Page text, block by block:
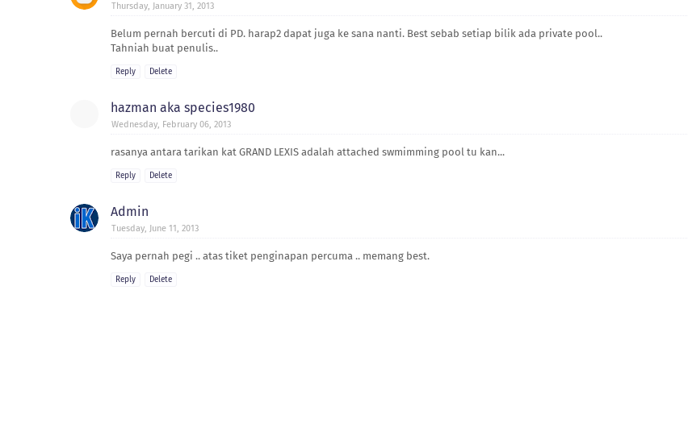
Thursday, January 31, 2013
Belum pernah bercuti di PD. harap2 dapat juga ke sana nanti. Best sebab setiap bilik ada private pool..
Tahniah buat penulis..
Reply Delete
hazman aka species1980
Wednesday, February 06, 2013
rasanya antara tarikan kat GRAND LEXIS adalah attached swmimming pool tu kan...
Reply Delete
Admin
Tuesday, June 11, 2013
Saya pernah pegi .. atas tiket penginapan percuma .. memang best.
Reply Delete